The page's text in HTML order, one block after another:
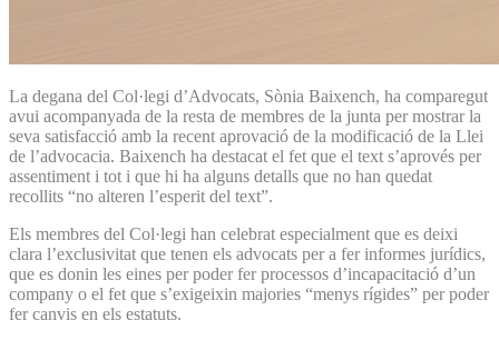
La degana del Col·legi d’Advocats, Sònia Baixench, ha comparegut
avui acompanyada de la resta de membres de la junta per mostrar la
seva satisfacció amb la recent aprovació de la modificació de la Llei
de l’advocacia. Baixench ha destacat el fet que el text s’aprovés per
assentiment i tot i que hi ha alguns detalls que no han quedat
recollits “no alteren l’esperit del text”.
Els membres del Col·legi han celebrat especialment que es deixi
clara l’exclusivitat que tenen els advocats per a fer informes jurídics,
que es donin les eines per poder fer processos d’incapacitació d’un
company o el fet que s’exigeixin majories “menys rígides” per poder
fer canvis en els estatuts.